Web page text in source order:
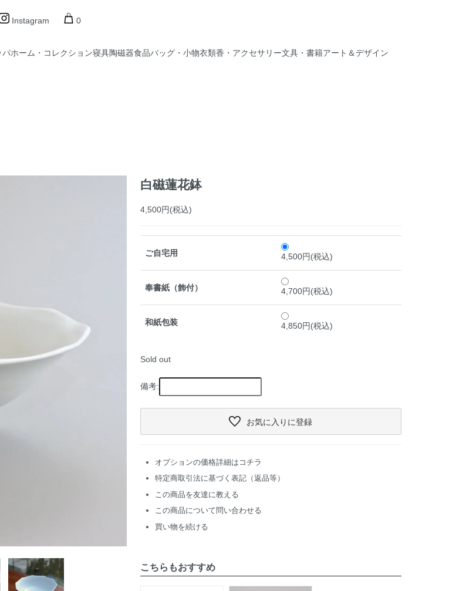
Instagram 0
パホーム・コレクション寝具陶磁器食品バッグ・小物衣類香・アクセサリー文具・書籍アート＆デザイン
白磁蓮花鉢
4,500円(税込)
ご自宅用 4,500円(税込)
奉書紙（飾付） 4,700円(税込)
和紙包装 4,850円(税込)
Sold out
備考:
お気に入りに登録
オプションの価格詳細はコチラ
特定商取引法に基づく表記（返品等）
この商品を友達に教える
この商品について問い合わせる
買い物を続ける
こちらもおすすめ